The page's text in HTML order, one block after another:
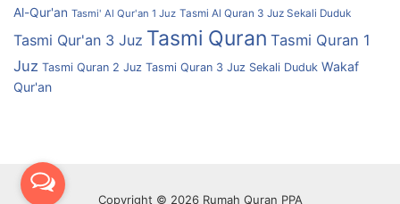
Al-Qur'an Tasmi' Al Qur'an 1 Juz Tasmi Al Quran 3 Juz Sekali Duduk
Tasmi Qur'an 3 Juz Tasmi Quran Tasmi Quran 1
Juz Tasmi Quran 2 Juz Tasmi Quran 3 Juz Sekali Duduk Wakaf
Qur'an
Copyright © 2026 Rumah Quran PPA